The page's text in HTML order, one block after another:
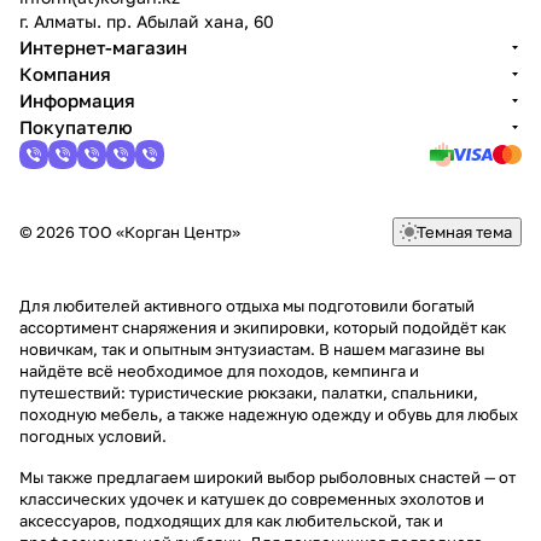
г. Алматы. пр. Абылай хана, 60
Интернет-магазин
Компания
Информация
Покупателю
© 2026 ТОО «Корган Центр» Темная тема
Для любителей активного отдыха мы подготовили богатый
ассортимент снаряжения и экипировки, который подойдёт как
новичкам, так и опытным энтузиастам. В нашем магазине вы
найдёте всё необходимое для походов, кемпинга и
путешествий: туристические рюкзаки, палатки, спальники,
походную мебель, а также надежную одежду и обувь для любых
погодных условий.
Мы также предлагаем широкий выбор рыболовных снастей — от
классических удочек и катушек до современных эхолотов и
аксессуаров, подходящих для как любительской, так и